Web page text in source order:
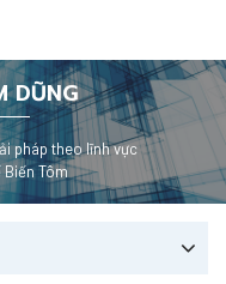
DŨNG
pháp theo lĩnh vực
Biến Tôm